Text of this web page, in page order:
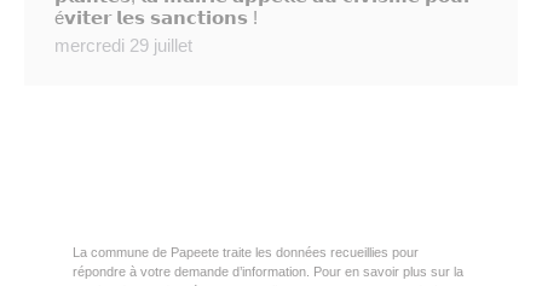
é𝘃𝗶𝘁𝗲𝗿 𝗹𝗲𝘀 𝘀𝗮𝗻𝗰𝘁𝗶𝗼𝗻𝘀 !
mercredi 29 juillet
La commune de Papeete traite les données recueillies pour
répondre à votre demande d’information. Pour en savoir plus sur la